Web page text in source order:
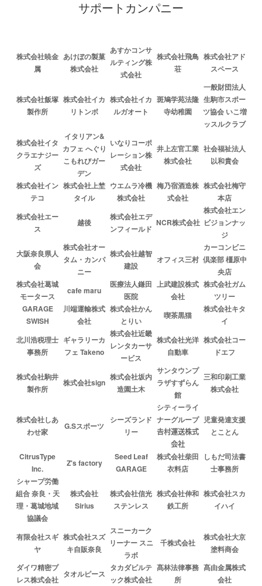
サポートカンパニー
株式会社暁金
属
あけぼの製菓
株式会社
あすかコンサ
ルティング株
式会社
株式会社飛鳥
荘
株式会社アド
スペース
株式会社飯塚
製作所
株式会社イカ
リトンボ
株式会社イカ
ルガオート
斑鳩学苑法隆
寺幼稚園
一般財団法人
生駒市スポー
ツ協会 いこ増
ッスルクラブ
株式会社イタ
クラエナジー
ズ
イタリアン&
カフェ へぐり
こもれびガー
デン
いなりコーポ
レーション株
式会社
井上左官工業
株式会社
社会福祉法人
以和貴会
株式会社イン
テコ
株式会社上埜
タイル
ウエムラ冷機
株式会社
梅乃宿酒造株
式会社
株式会社梅守
本店
株式会社エー
ス
越後
株式会社エデ
ンフィールド
NCR株式会社
株式会社エン
ビジョンナッ
ジ
大阪奈良県人
会
株式会社オー
タム・カンパ
ニー
株式会社越智
建設
オフィス三村
カーコンビニ
倶楽部 橿原中
央店
株式会社葛城
モータース
cafe maru
医療法人鎌田
医院
上武建設株式
会社
株式会社ガム
ツリー
GARAGE
SWISH
川端運輸株式
会社
株式会社かん
とりい
喫茶黒猫
株式会社キタ
イ
北川浩税理士
事務所
ギャラリーカ
フェ Takeno
株式会社近畿
レンタカーサ
ービス
株式会社光洋
自動車
株式会社コー
ドエフ
株式会社駒井
製作所
株式会社sign
株式会社坂内
造園土木
サンタウンプ
ラザすずらん
館
三和印刷工業
株式会社
株式会社しあ
わせ家
G.Sスポーツ
シーズランド
リー
シティーライ
ナーグループ
𠮷村運送株式
会社
児童発達支援
とことん
CitrusType
Inc.
Z's factory
Seed Leaf
GARAGE
株式会社柴田
衣料店
しもだ司法書
士事務所
シャープ労働
組合 奈良・天
理・葛城地域
協議会
株式会社
Sirius
株式会社信光
ステンレス
株式会社伸和
鉄工所
株式会社スカ
イハイ
有限会社スギ
ヤ
株式会社スズ
キ自販奈良
スニーカーク
リーナー スニ
ラボ
千株式会社
株式会社大京
塗料商会
ダイワ精密プ
レス株式会社
タオルピース
タカダビルテ
ック株式会社
髙林法律事務
所
髙由金属株式
会社